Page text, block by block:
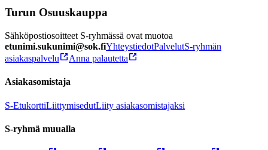
Turun Osuuskauppa
Sähköpostiosoitteet S-ryhmässä ovat muotoa
etunimi.sukunimi@sok.fiYhteystiedotPalvelutS-ryhmän
asiakaspalvelu
Anna palautetta
Asiakasomistaja
S-EtukorttiLiittymisedutLiity asiakasomistajaksi
S-ryhmä muualla